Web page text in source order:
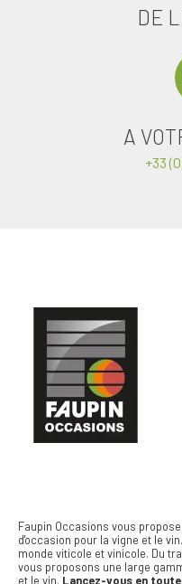
DE
A
+33
Faupin Occasions vous
d'occasion pour la vigne et le vin.
monde viticole et vinicole. Du
vous proposons une large
et le vin. Lancez-vous en toute